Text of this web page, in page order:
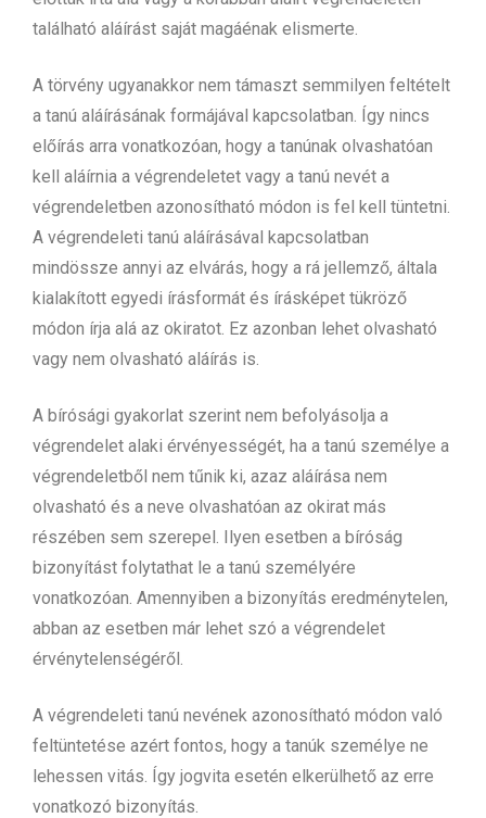
található aláírást saját magáénak elismerte.
A törvény ugyanakkor nem támaszt semmilyen feltételt
a tanú aláírásának formájával kapcsolatban. Így nincs
előírás arra vonatkozóan, hogy a tanúnak olvashatóan
kell aláírnia a végrendeletet vagy a tanú nevét a
végrendeletben azonosítható módon is fel kell tüntetni.
A végrendeleti tanú aláírásával kapcsolatban
mindössze annyi az elvárás, hogy a rá jellemző, általa
kialakított egyedi írásformát és írásképet tükröző
módon írja alá az okiratot. Ez azonban lehet olvasható
vagy nem olvasható aláírás is.
A bírósági gyakorlat szerint nem befolyásolja a
végrendelet alaki érvényességét, ha a tanú személye a
végrendeletből nem tűnik ki, azaz aláírása nem
olvasható és a neve olvashatóan az okirat más
részében sem szerepel. Ilyen esetben a bíróság
bizonyítást folytathat le a tanú személyére
vonatkozóan. Amennyiben a bizonyítás eredménytelen,
abban az esetben már lehet szó a végrendelet
érvénytelenségéről.
A végrendeleti tanú nevének azonosítható módon való
feltüntetése azért fontos, hogy a tanúk személye ne
lehessen vitás. Így jogvita esetén elkerülhető az erre
vonatkozó bizonyítás.